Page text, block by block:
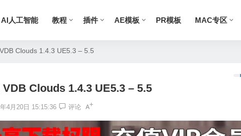
AI人工智能 教程 插件 AE模板 PR模板 MAC专区
Clouds 1.4.3 UE5.3 – 5.5
Clouds 1.4.3 UE5.3 – 5.5
4月20日 15:15:36 评论